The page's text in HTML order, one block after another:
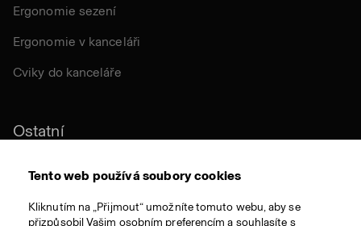
Ergonomie sezení
Ergonomie v kanceláři
Cviky do kanceláře
Ostatní
Tento web používá soubory cookies
Kliknutím na „Přijmout“ umožníte tomuto webu, aby se
přizpůsobil Vašim osobním preferencím a souhlasíte s